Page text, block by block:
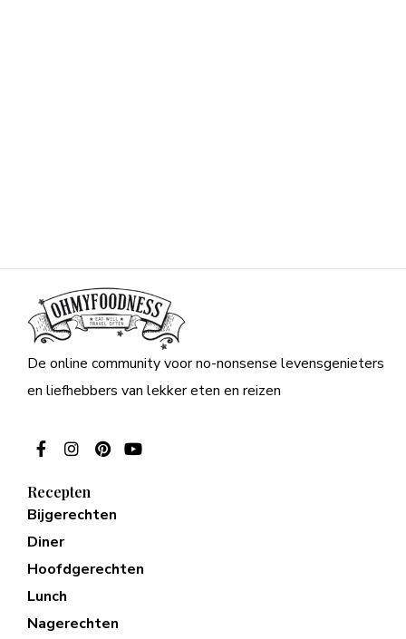
De online community voor no-nonsense levensgenieters
en liefhebbers van lekker eten en reizen
Recepten
Bijgerechten
Diner
Hoofdgerechten
Lunch
Nagerechten